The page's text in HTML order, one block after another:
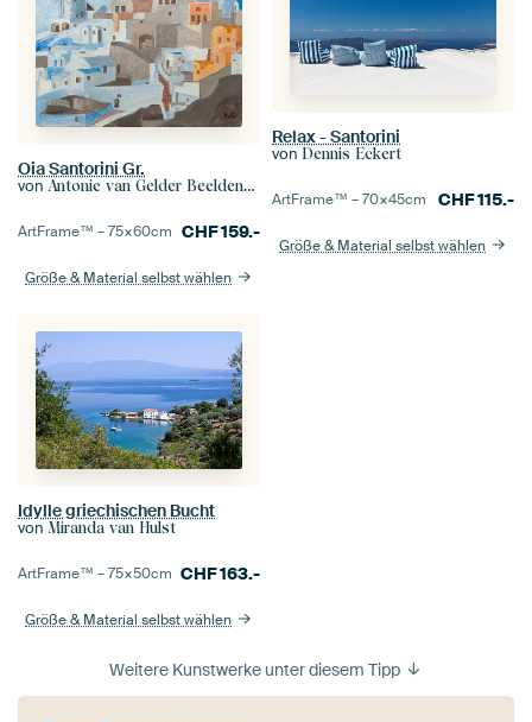
Oia Santorini Gr.
von Antonie van Gelder Beeldend kunstenaar
ArtFrame™ –75×60cm CHF159.-
Größe & Material selbst wählen
Relax - Santorini
von Dennis Eckert
ArtFrame™ –70×45cm CHF115.-
Größe & Material selbst wählen
Idylle griechischen Bucht
von Miranda van Hulst
ArtFrame™ –75×50cm CHF163.-
Größe & Material selbst wählen
Weitere Kunstwerke unter diesem Tipp